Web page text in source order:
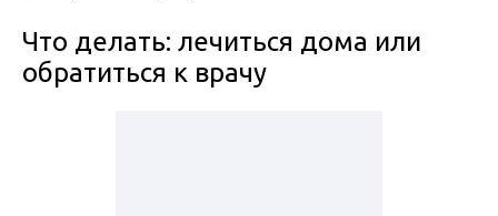
Что делать: лечиться дома или
обратиться к врачу